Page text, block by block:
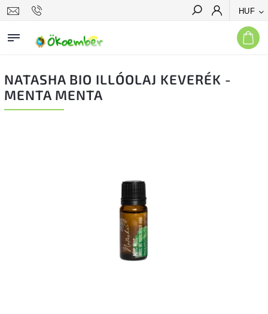
HUF
Keresés
NATASHA BIO ILLÓOLAJ KEVERÉK -
MENTA MENTA